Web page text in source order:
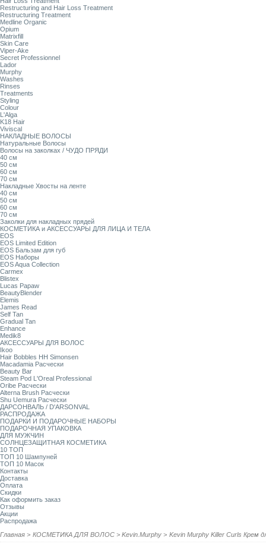
Restructuring and Hair Loss Treatment
Restructuring Treatment
Medline Organic
Opium
Matrixfill
Skin Care
Viper-Ake
Secret Professionnel
Lador
Murphy
Washes
Rinses
Treatments
Styling
Colour
L'Alga
K18 Hair
Viviscal
НАКЛАДНЫЕ ВОЛОСЫ
Натуральные Волосы
Волосы на заколках / ЧУДО ПРЯДИ
40 см
50 см
60 см
70 см
Накладные Хвосты на ленте
40 см
50 см
60 см
70 см
Заколки для накладных прядей
КОСМЕТИКА и АКСЕССУАРЫ ДЛЯ ЛИЦА И ТЕЛА
EOS
EOS Limited Edition
EOS Бальзам для губ
EOS Наборы
EOS Aqua Collection
Carmex
Blistex
Lucas Papaw
BeautyBlender
Elemis
James Read
Self Tan
Gradual Tan
Enhance
Medik8
АКСЕССУАРЫ ДЛЯ ВОЛОС
Ikoo
Hair Bobbles HH Simonsen
Macadamia Расчески
Beauty Bar
Steam Pod L'Oreal Professional
Oribe Расчески
Alterna Brush Расчески
Shu Uemura Расчески
ДАРСОНВАЛЬ / D'ARSONVAL
РАСПРОДАЖА
ПОДАРКИ И ПОДАРОЧНЫЕ НАБОРЫ
ПОДАРОЧНАЯ УПАКОВКА
ДЛЯ МУЖЧИН
СОЛНЦЕЗАЩИТНАЯ КОСМЕТИКА
10 ТОП
ТОП 10 Шампуней
ТОП 10 Масок
Контакты
Доставка
Оплата
Скидки
Как оформить заказ
Отзывы
Акции
Распродажа
Главная > КОСМЕТИКА ДЛЯ ВОЛОС > Kevin.Murphy > Kevin Murphy Killer Curls Крем